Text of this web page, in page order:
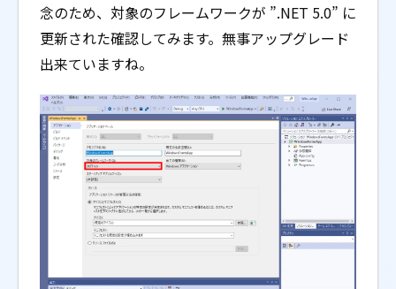
念のため、対象のフレームワークが ”.NET 5.0” に
更新された確認してみます。無事アップグレード
出来ていますね。